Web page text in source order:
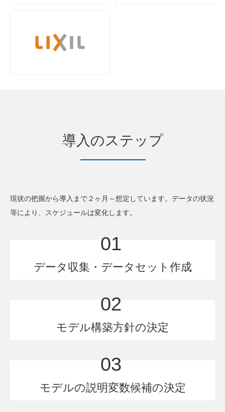
導入のステップ
現状の把握から導入まで２ヶ月～想定しています。データの状況
等により、スケジュールは変化します。
01
データ収集・データセット作成
02
モデル構築方針の決定
03
モデルの説明変数候補の決定